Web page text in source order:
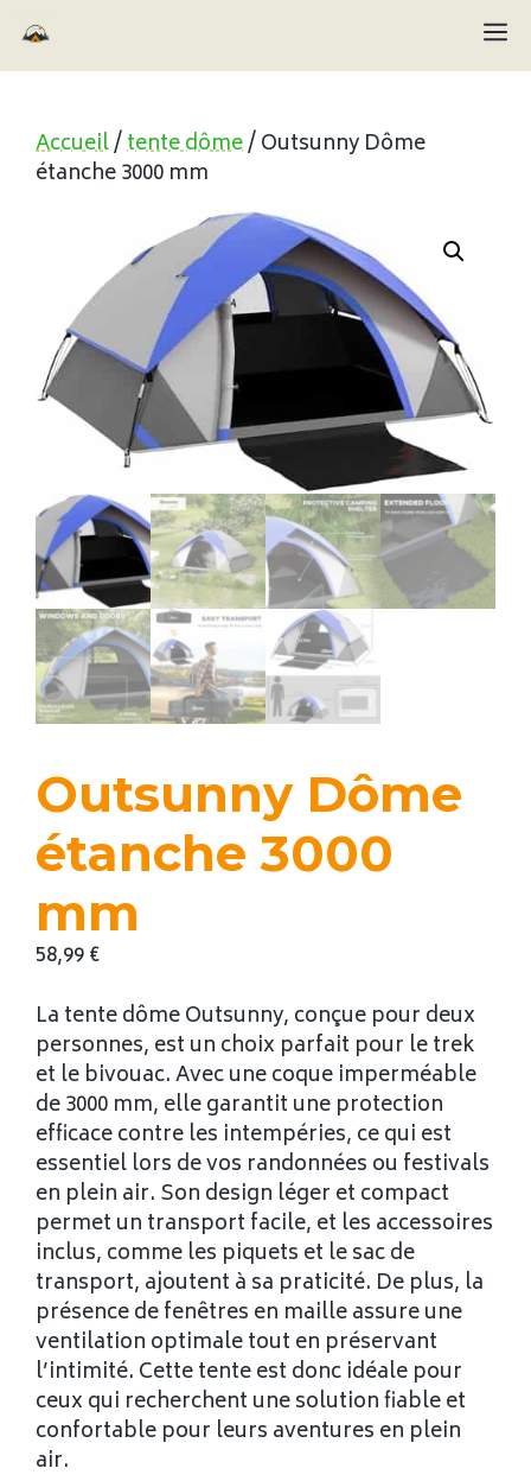
au
contenu
Accueil/tente dôme/ Outsunny Dôme
étanche 3000 mm
Outsunny Dôme
étanche 3000
mm
58,99€
La tente dôme Outsunny, conçue pour deux
personnes, est un choix parfait pour le trek
et le bivouac. Avec une coque imperméable
de 3000 mm, elle garantit une protection
efficace contre les intempéries, ce qui est
essentiel lors de vos randonnées ou festivals
en plein air. Son design léger et compact
permet un transport facile, et les accessoires
inclus, comme les piquets et le sac de
transport, ajoutent à sa praticité. De plus, la
présence de fenêtres en maille assure une
ventilation optimale tout en préservant
l’intimité. Cette tente est donc idéale pour
ceux qui recherchent une solution fiable et
confortable pour leurs aventures en plein
air.